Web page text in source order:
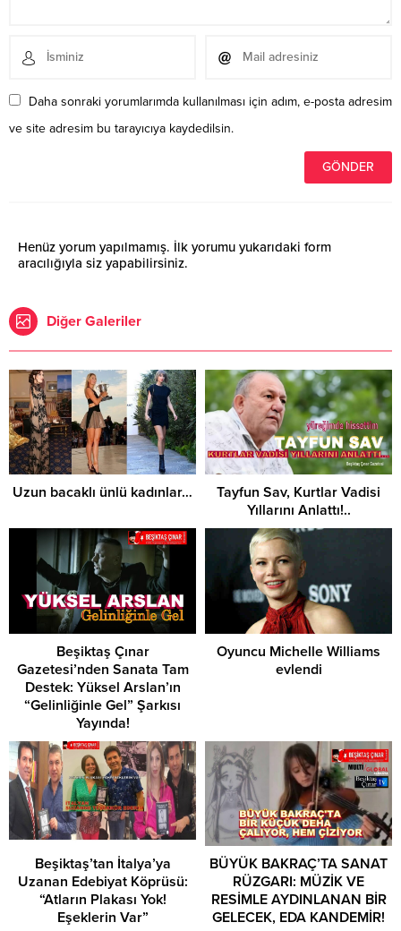
Daha sonraki yorumlarımda kullanılması için adım, e-posta adresim
ve site adresim bu tarayıcıya kaydedilsin.
Henüz yorum yapılmamış. İlk yorumu yukarıdaki form
aracılığıyla siz yapabilirsiniz.
Diğer Galeriler
Uzun bacaklı ünlü kadınlar…
Tayfun Sav, Kurtlar Vadisi
Yıllarını Anlattı!..
Beşiktaş Çınar
Gazetesi’nden Sanata Tam
Destek: Yüksel Arslan’ın
“Gelinliğinle Gel” Şarkısı
Yayında!
Oyuncu Michelle Williams
evlendi
​Beşiktaş’tan İtalya’ya
Uzanan Edebiyat Köprüsü:
“Atların Plakası Yok!
Eşeklerin Var”
BÜYÜK BAKRAÇ’TA SANAT
RÜZGARI: MÜZİK VE
RESİMLE AYDINLANAN BİR
GELECEK, EDA KANDEMİR!